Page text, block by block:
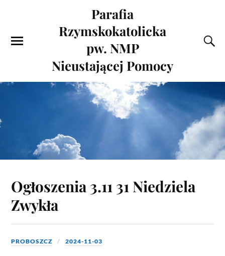
Parafia
Rzymskokatolicka
pw. NMP
Nieustającej Pomocy
Ogłoszenia 3.11 31 Niedziela
Zwykła
PROBOSZCZ 2024-11-03